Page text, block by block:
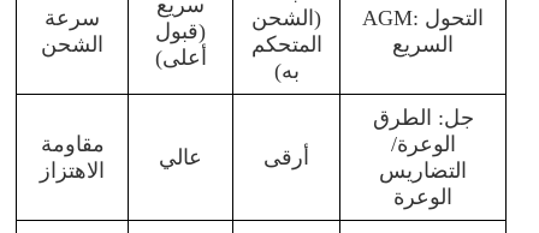
سرعة
الشحن
(قبول
أعلى)
(الشحن
المتحكم
به)
AGM: التحول
السريع
مقاومة
الاهتزاز
عالي أرقى
جل: الطرق
الوعرة/
التضاريس
الوعرة